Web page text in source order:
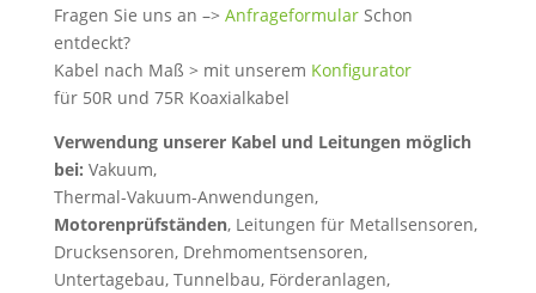
Fragen Sie uns an –> AnfrageformularSchon
entdeckt?
Kabel nach Maß > mit unserem Konfigurator
für 50R und 75R Koaxialkabel
Verwendung unserer Kabel und Leitungen möglich
bei: Vakuum,
Thermal-Vakuum-Anwendungen,
Motorenprüfständen, Leitungen für Metallsensoren,
Drucksensoren, Drehmomentsensoren,
Untertagebau, Tunnelbau, Förderanlagen,